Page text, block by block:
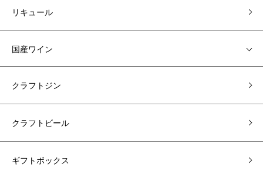
リキュール
国産ワイン
クラフトジン
クラフトビール
ギフトボックス